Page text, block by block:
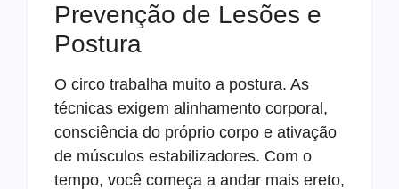
Prevenção de Lesões e
Postura
O circo trabalha muito a postura. As
técnicas exigem alinhamento corporal,
consciência do próprio corpo e ativação
de músculos estabilizadores. Com o
tempo, você começa a andar mais ereto,